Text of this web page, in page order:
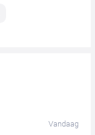
Vandaag